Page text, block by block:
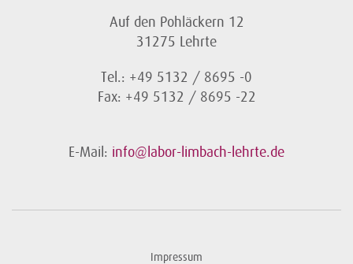
Auf den Pohläckern 12
31275 Lehrte
Tel.: +49 5132 / 8695 -0
Fax: +49 5132 / 8695 -22
E-Mail: info@labor-limbach-lehrte.de
Impressum